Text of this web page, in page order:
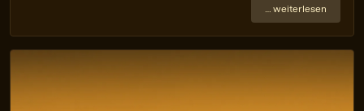
… weiterlesen